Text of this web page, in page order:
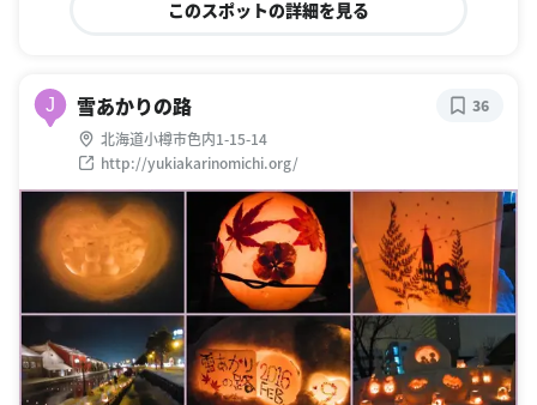
このスポットの詳細を見る
J 雪あかりの路
北海道小樽市色内1-15-14
http://yukiakarinomichi.org/
36